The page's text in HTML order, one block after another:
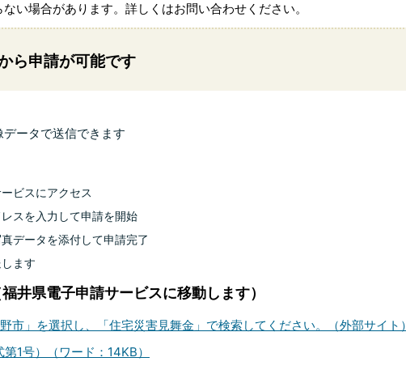
い場合があります。詳しくはお問い合わせください。
ら申請が可能です
ータで送信できます
ビスにアクセス
スを入力して申請を開始
データを添付して申請完了
ます
井県電子申請サービスに移動します）
」を選択し、「住宅災害見舞金」で検索してください。（外部サイト）
1号）（ワード：14KB）